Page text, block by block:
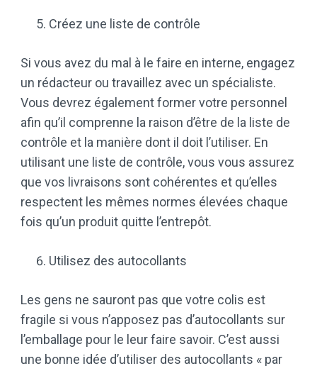
Créez une liste de contrôle
Si vous avez du mal à le faire en interne, engagez
un rédacteur ou travaillez avec un spécialiste.
Vous devrez également former votre personnel
afin qu’il comprenne la raison d’être de la liste de
contrôle et la manière dont il doit l’utiliser. En
utilisant une liste de contrôle, vous vous assurez
que vos livraisons sont cohérentes et qu’elles
respectent les mêmes normes élevées chaque
fois qu’un produit quitte l’entrepôt.
Utilisez des autocollants
Les gens ne sauront pas que votre colis est
fragile si vous n’apposez pas d’autocollants sur
l’emballage pour le leur faire savoir. C’est aussi
une bonne idée d’utiliser des autocollants « par